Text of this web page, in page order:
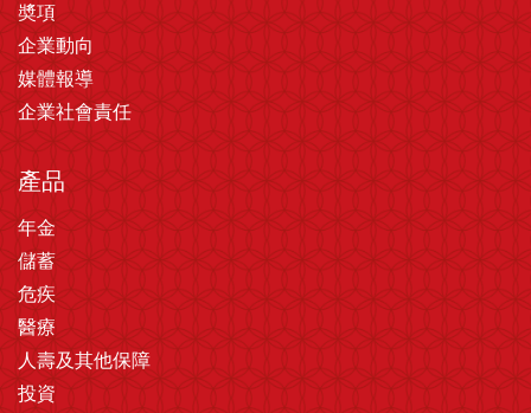
奬項
企業動向
媒體報導
企業社會責任
產品
年金
儲蓄
危疾
醫療
人壽及其他保障
投資